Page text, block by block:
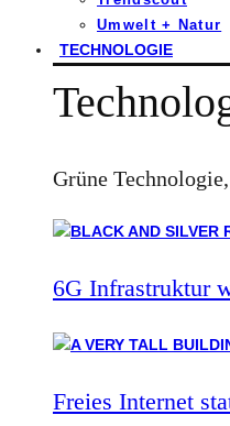
Umwelt + Natur
TECHNOLOGIE
Grüne
6G Infrastruktur
Freies Internet